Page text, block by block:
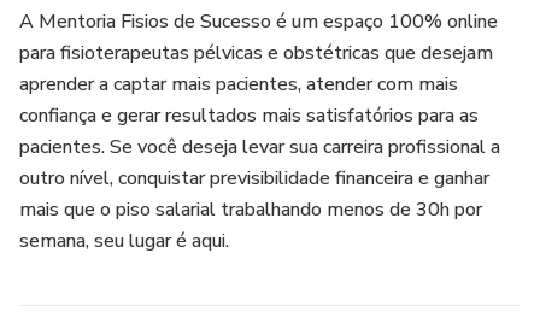
A Mentoria Fisios de Sucesso é um espaço 100% online
para fisioterapeutas pélvicas e obstétricas que desejam
aprender a captar mais pacientes, atender com mais
confiança e gerar resultados mais satisfatórios para as
pacientes. Se você deseja levar sua carreira profissional a
outro nível, conquistar previsibilidade financeira e ganhar
mais que o piso salarial trabalhando menos de 30h por
semana, seu lugar é aqui.